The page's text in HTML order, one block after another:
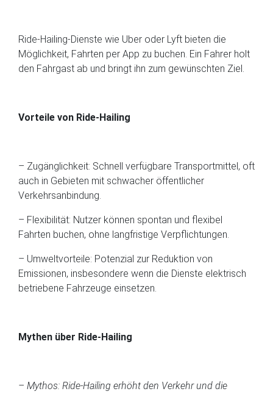
Ride-Hailing-Dienste wie Uber oder Lyft bieten die
Möglichkeit, Fahrten per App zu buchen. Ein Fahrer holt
den Fahrgast ab und bringt ihn zum gewünschten Ziel.
Vorteile von Ride-Hailing
– Zugänglichkeit: Schnell verfügbare Transportmittel, oft
auch in Gebieten mit schwacher öffentlicher
Verkehrsanbindung.
– Flexibilität: Nutzer können spontan und flexibel
Fahrten buchen, ohne langfristige Verpflichtungen.
– Umweltvorteile: Potenzial zur Reduktion von
Emissionen, insbesondere wenn die Dienste elektrisch
betriebene Fahrzeuge einsetzen.
Mythen über Ride-Hailing
– Mythos: Ride-Hailing erhöht den Verkehr und die